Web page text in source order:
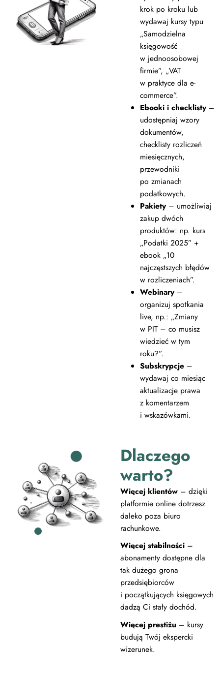
z resztą Twojej witryny, przyciągać uwagę
i skutecznie zachęcać do zakupu.
Znajdziesz tu też funkcje wspierające
optymalizację. Zbudujesz nie tylko stronę,
krok po kroku lub
wydawaj kursy typu
„Samodzielna
księgowość
w jednoosobowej
firmie”, „VAT
w praktyce dla e-
commerce”.
Ebooki i checklisty –
udostępniaj wzory
dokumentów,
checklisty rozliczeń
miesięcznych,
przewodniki
po zmianach
podatkowych.
Pakiety – umożliwiaj
zakup dwóch
produktów: np. kurs
„Podatki 2025” +
ebook „10
najczęstszych błędów
w rozliczeniach”.
Webinary –
organizuj spotkania
live, np.: „Zmiany
w PIT – co musisz
wiedzieć w tym
roku?”.
Subskrypcje –
wydawaj co miesiąc
aktualizacje prawa
z komentarzem
i wskazówkami.
Dlaczego
warto?
Więcej klientów – dzięki
platformie online dotrzesz
daleko poza biuro
rachunkowe.
Więcej stabilności –
abonamenty dostępne dla
tak dużego grona
przedsiębiorców
i początkujących księgowych
dadzą Ci stały dochód.
Więcej prestiżu – kursy
budują Twój ekspercki
wizerunek.